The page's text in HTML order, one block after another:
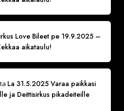
Love Bileet pe 19.9.2025 –
aikataulu!
La 31.5.2025 Varaa paikkasi
ja Deittisirkus pikadeiteille